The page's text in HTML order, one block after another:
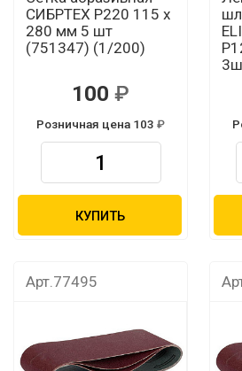
СИБРТЕХ P220 115 х
280 мм 5 шт
(751347) (1/200)
100
Розничная цена 103
КУПИТЬ
Арт.77495